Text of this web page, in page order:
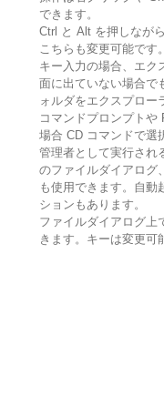
できます。
Ctrl と Alt を押しなが
こちらも変更可能です。
キー入力の場合、エク
面に出ていない場合で
ォルダをエクスプロー
コマンドプロンプトや
場合 CD コマンドで選
管理者として実行され
のファイルダイアログ
も使用できます。自動
ションもあります。
ファイルダイアログ上
きます。キーは変更可